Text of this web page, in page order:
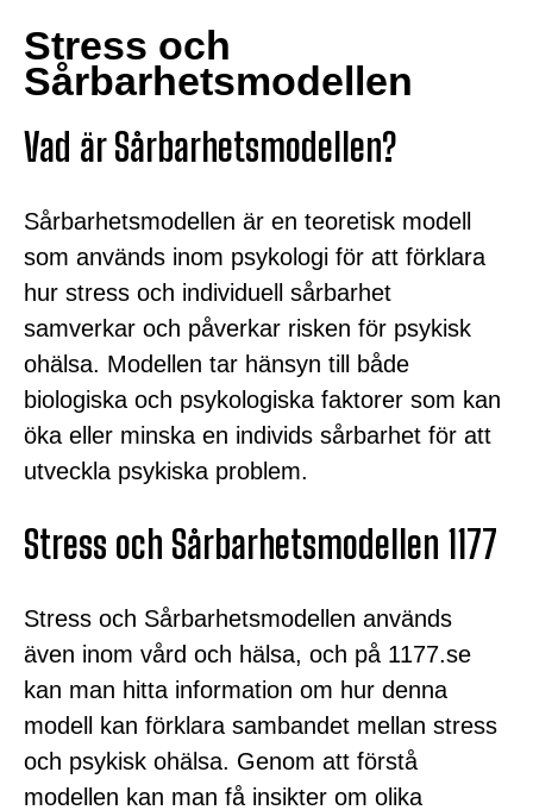
Stress och
Sårbarhetsmodellen
Vad är Sårbarhetsmodellen?
Sårbarhetsmodellen är en teoretisk modell
som används inom psykologi för att förklara
hur stress och individuell sårbarhet
samverkar och påverkar risken för psykisk
ohälsa. Modellen tar hänsyn till både
biologiska och psykologiska faktorer som kan
öka eller minska en individs sårbarhet för att
utveckla psykiska problem.
Stress och Sårbarhetsmodellen 1177
Stress och Sårbarhetsmodellen används
även inom vård och hälsa, och på 1177.se
kan man hitta information om hur denna
modell kan förklara sambandet mellan stress
och psykisk ohälsa. Genom att förstå
modellen kan man få insikter om olika